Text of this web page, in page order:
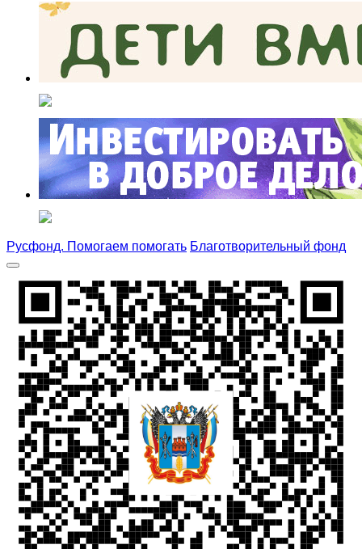
Русфонд. Помогаем помогать Благотворительный фонд